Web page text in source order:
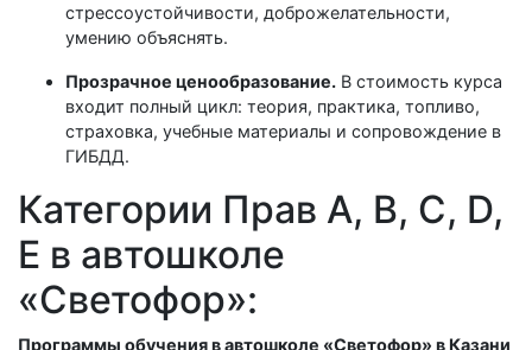
стрессоустойчивости, доброжелательности,
умению объяснять.
Прозрачное ценообразование. В стоимость курса
входит полный цикл: теория, практика, топливо,
страховка, учебные материалы и сопровождение в
ГИБДД.
Категории Прав A, B, C, D,
E в автошколе
«Светофор»:
Программы обучения в автошколе «Светофор» в Казани